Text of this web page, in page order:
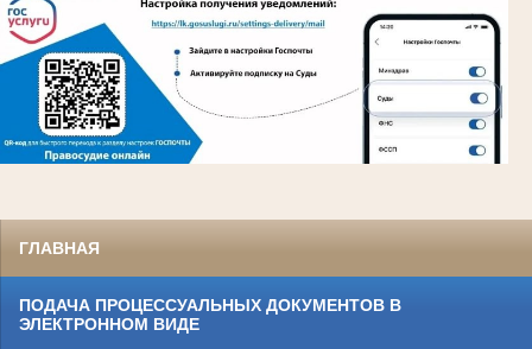
ГЛАВНАЯ
ПОДАЧА ПРОЦЕССУАЛЬНЫХ ДОКУМЕНТОВ В
ЭЛЕКТРОННОМ ВИДЕ